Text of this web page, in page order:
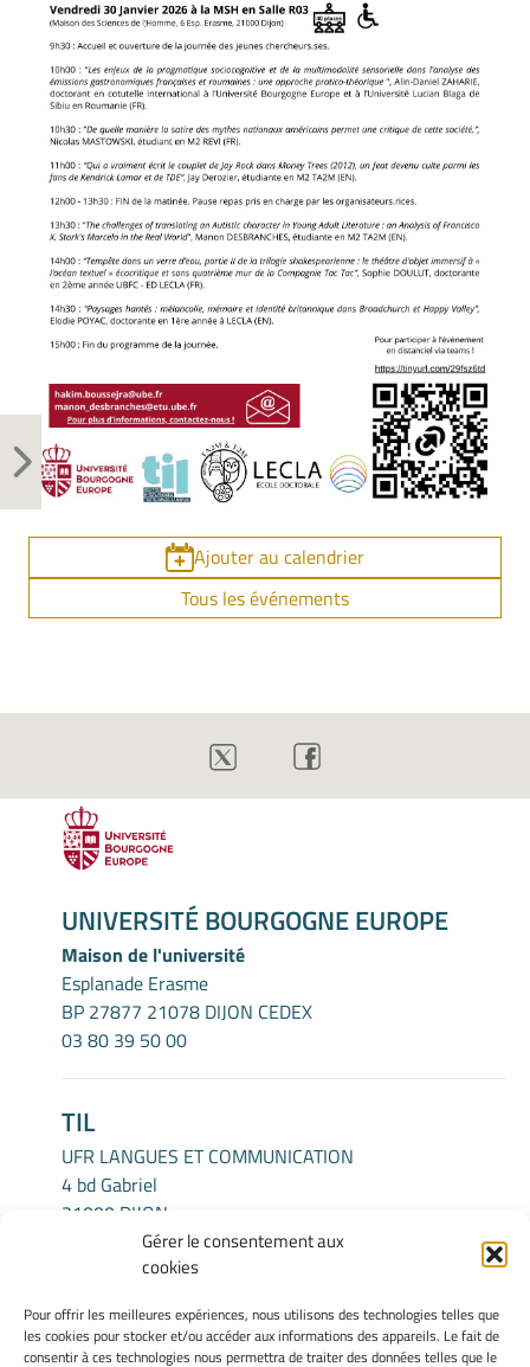
Gérer le consentement aux
cookies
Pour offrir les meilleures expériences, nous utilisons des technologies telles que
les cookies pour stocker et/ou accéder aux informations des appareils. Le fait de
consentir à ces technologies nous permettra de traiter des données telles que le
Ajouter au calendrier
Tous les événements
UNIVERSITÉ BOURGOGNE EUROPE
Maison de l'université
Esplanade Erasme
BP 27877 21078 DIJON CEDEX
03 80 39 50 00
TIL
UFR LANGUES ET COMMUNICATION
4 bd Gabriel
21000 DIJON
Mentions légales
Gérer mes cookies